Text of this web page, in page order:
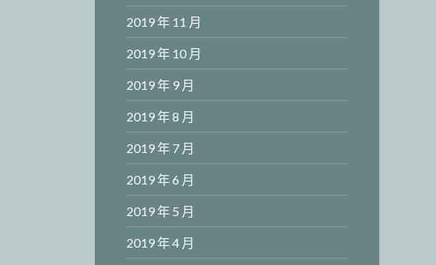
2019 年 11 月
2019 年 10 月
2019 年 9 月
2019 年 8 月
2019 年 7 月
2019 年 6 月
2019 年 5 月
2019 年 4 月